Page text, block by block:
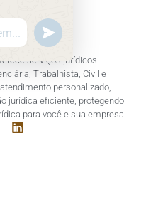
serviços jurídicos
Trabalhista, Civil e
personalizado,
jurídica eficiente, protegendo
para você e sua empresa.
undefined